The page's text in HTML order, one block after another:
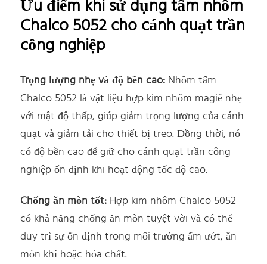
Ưu điểm khi sử dụng tấm nhôm
Chalco 5052 cho cánh quạt trần
công nghiệp
Trọng lượng nhẹ và độ bền cao: Nhôm tấm
Chalco 5052 là vật liệu hợp kim nhôm magiê nhẹ
với mật độ thấp, giúp giảm trọng lượng của cánh
quạt và giảm tải cho thiết bị treo. Đồng thời, nó
có độ bền cao để giữ cho cánh quạt trần công
nghiệp ổn định khi hoạt động tốc độ cao.
Chống ăn mòn tốt: Hợp kim nhôm Chalco 5052
có khả năng chống ăn mòn tuyệt vời và có thể
duy trì sự ổn định trong môi trường ẩm ướt, ăn
mòn khí hoặc hóa chất.